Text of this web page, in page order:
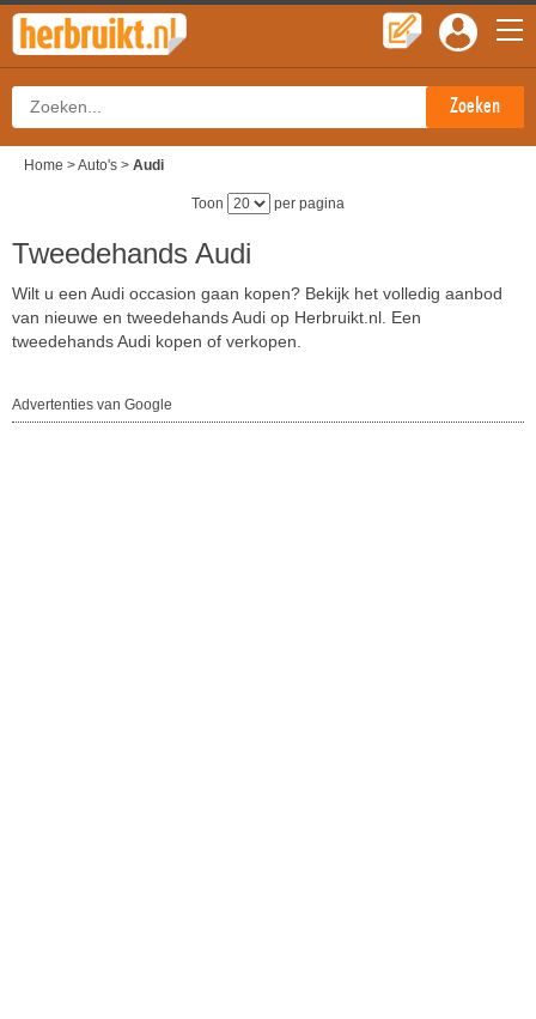
Home >Auto's > Audi
Toon per pagina
Tweedehands Audi
Wilt u een Audi occasion gaan kopen? Bekijk het volledig aanbod
van nieuwe en tweedehands Audi op Herbruikt.nl. Een
tweedehands Audi kopen of verkopen.
Advertenties van Google